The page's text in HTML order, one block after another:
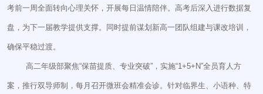
考前一周全面转向心理关怀，开展每日温情陪伴。高考后深入进行数据复
盘，为下一届教学提供支撑。同时提前谋划新高一团队组建与课改培训，
确保平稳过渡。
高二年级部聚焦“保苗提质、专业突破”，实施“1+5+N”全员育人方
案，推行双导师制，每月召开微班会精准会诊。针对临界生、小语种、特